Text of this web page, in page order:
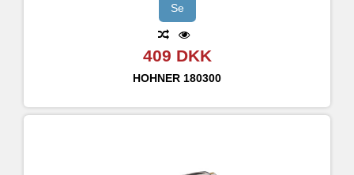
Se
409 DKK
HOHNER 180300